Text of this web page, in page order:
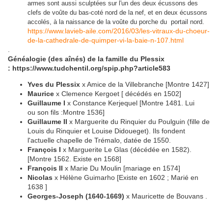
armes sont aussi sculptées sur l'un des deux écussons des
clefs de voûte du bas-coté nord de la nef, et en deux écussons
accolés, à la naissance de la voûte du porche du portail nord.
https://www.lavieb-aile.com/2016/03/les-vitraux-du-choeur-
de-la-cathedrale-de-quimper-vi-la-baie-n-107.html
Généalogie (des aînés) de la famille du Plessix
: https://www.tudchentil.org/spip.php?article583
Yves du Plessix x Amice de la Villebranche [Montre 1427]
Maurice x Clemence Kergoet [ décédés en 1502]
Guillaume I x Constance Kerjequel [Montre 1481. Lui
ou son fils :Montre 1536]
Guillaume II x Marguerite du Rinquier du Poulguin (fille de
Louis du Rinquier et Louise Didoueget). Ils fondent
l'actuelle chapelle de Trémalo, datée de 1550.
François I x Marguerite Le Glas (décédée en 1582).
[Montre 1562. Existe en 1568]
François II x Marie Du Moulin [mariage en 1574]
Nicolas x Hélène Guimarho [Existe en 1602 ; Marié en
1638 ]
Georges-Joseph (1640-1669) x Mauricette de Bouvans .